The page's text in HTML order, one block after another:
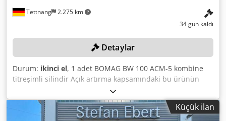
Tettnang 2.275 km
34 gün kaldı
Detaylar
Durum: ikinci el, 1 adet BOMAG BW 100 ACM-5 kombine
titreşimli silindir Açık artırma kapsamındaki bu ürünün
tüm teknik verilerine "Belgeler" bölümünden PDF
formatında ulaşabilirsiniz! Renk: Resimlerde görüldüğü
gibi Cedjzqaycepfx Aqverf Durum: Kullanılmış
Küçük ilan